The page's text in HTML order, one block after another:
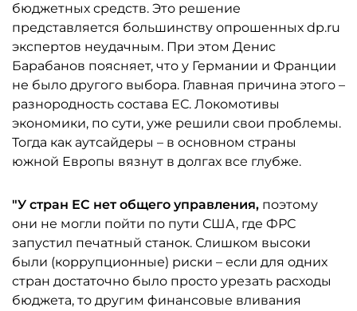
бюджетных средств. Это решение
представляется большинству опрошенных dp.ru
экспертов неудачным. При этом Денис
Барабанов поясняет, что у Германии и Франции
не было другого выбора. Главная причина этого –
разнородность состава ЕС. Локомотивы
экономики, по сути, уже решили свои проблемы.
Тогда как аутсайдеры – в основном страны
южной Европы вязнут в долгах все глубже.
"У стран ЕС нет общего управления, поэтому
они не могли пойти по пути США, где ФРС
запустил печатный станок. Слишком высоки
были (коррупционные) риски – если для одних
стран достаточно было просто урезать расходы
бюджета, то другим финансовые вливания